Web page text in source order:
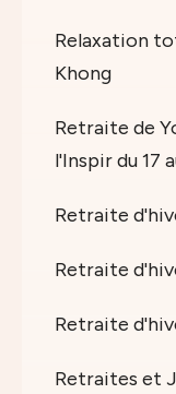
Relaxation
Khong
Retraite de
l'Inspir du 17
Retraite
Retraite
Retraite
Retraites et